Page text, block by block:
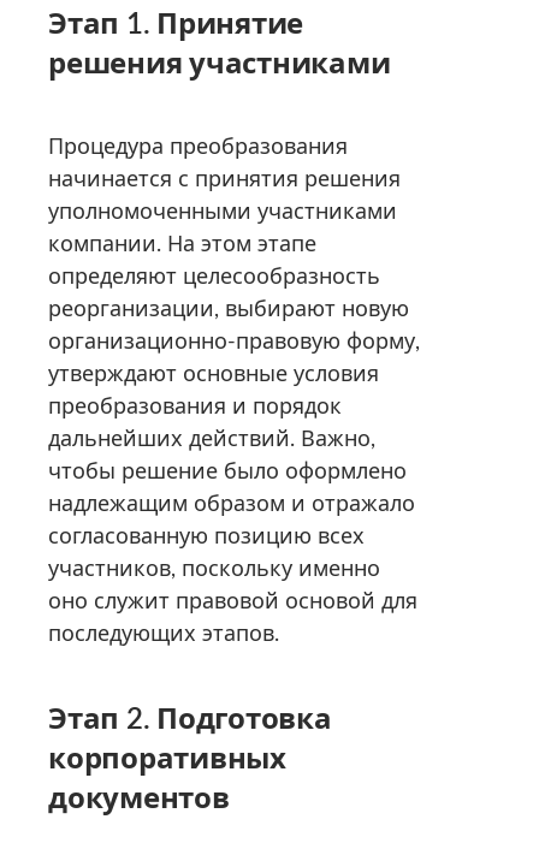
Этап 1. Принятие
решения участниками
Процедура преобразования
начинается с принятия решения
уполномоченными участниками
компании. На этом этапе
определяют целесообразность
реорганизации, выбирают новую
организационно-правовую форму,
утверждают основные условия
преобразования и порядок
дальнейших действий. Важно,
чтобы решение было оформлено
надлежащим образом и отражало
согласованную позицию всех
участников, поскольку именно
оно служит правовой основой для
последующих этапов.
Этап 2. Подготовка
корпоративных
документов